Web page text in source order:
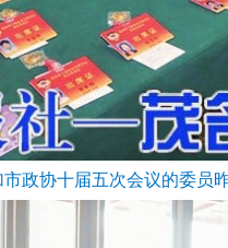
市政协十届五次会议的委员